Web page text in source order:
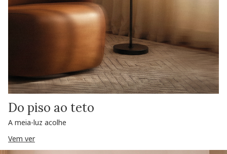
Do piso ao teto
A meia-luz acolhe
Vem ver